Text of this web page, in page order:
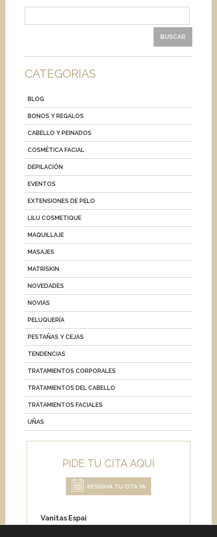
CATEGORIAS
BLOG
BONOS Y REGALOS
CABELLO Y PEINADOS
COSMÉTICA FACIAL
DEPILACIÓN
EVENTOS
EXTENSIONES DE PELO
LILU COSMETIQUE
MAQUILLAJE
MASAJES
MATRISKIN
NOVEDADES
NOVIAS
PELUQUERÍA
PESTAÑAS Y CEJAS
TENDENCIAS
TRATAMIENTOS CORPORALES
TRATAMIENTOS DEL CABELLO
TRATAMIENTOS FACIALES
UÑAS
PIDE TU CITA AQUÍ
RESERVA TU CITA YA
Vanitas Espai
Carrer de Paris 204